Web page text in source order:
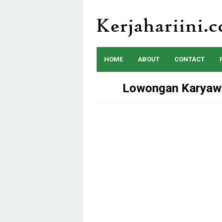
content
HOME ABOUT CONTACT
Lowongan